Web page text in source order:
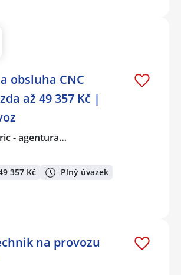
obsluha CNC
až 49 357 Kč |
- agentura…
357 Kč Plný úvazek
na provozu